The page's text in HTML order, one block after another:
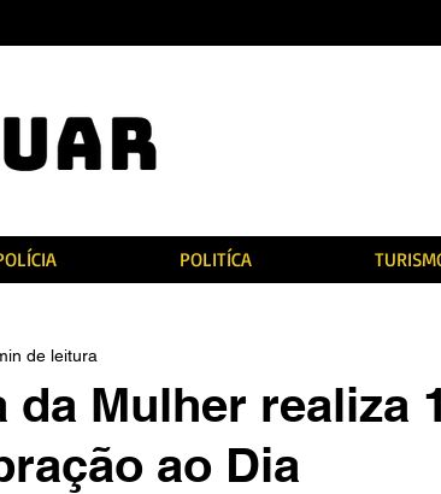
POLITÍCA
Mulher realiza
ao Dia
de leitura